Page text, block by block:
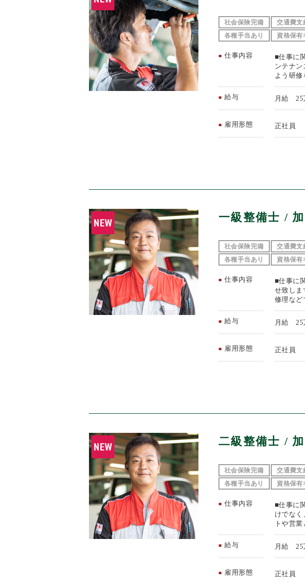
社会保険完備 交通費支
各種手当あり
資格保有
仕事内容
■仕事に
ンテナ
よう研
給与 月給 25
雇用形態 正社員
一級整備士 /
社会保険完備 交通費支
各種手当あり
資格保有
仕事内容
■仕事に
せ致しま
修理など
給与 月給 25
雇用形態 正社員
二級整備士 /
社会保険完備 交通費支
各種手当あり
資格保有
仕事内容
■仕事に
けでなく
トや営
給与 月給 25
雇用形態 正社員